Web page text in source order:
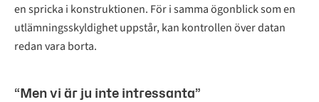
en spricka i konstruktionen. För i samma ögonblick som en
utlämningsskyldighet uppstår, kan kontrollen över datan
redan vara borta.
“Men vi är ju inte intressanta”